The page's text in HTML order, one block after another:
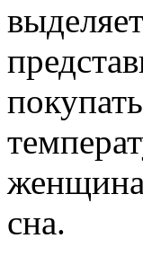
сна.